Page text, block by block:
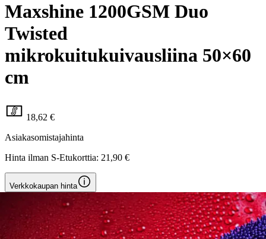
Maxshine 1200GSM Duo
Twisted
mikrokuitukuivausliina 50×60
cm
18,62 €
Asiakasomistajahinta
Hinta ilman S-Etukorttia: 21,90 €
Verkkokaupan hinta
Valitse toimitustapa
Nouto myymälästä
Ei saatavilla
Toimitus
Kotiin tai noutopisteeseenAlk. 0 €